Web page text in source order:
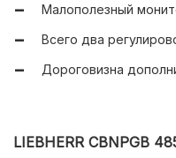
Малополезный
Всего два
Дороговизна
LIEBHERR CBNPGB